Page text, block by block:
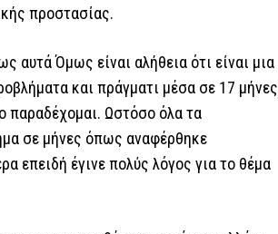
προστασίας.
αυτά Όμως είναι αλήθεια ότι είναι μια
και πράγματι μέσα σε 17 μήνες
παραδέχομαι. Ωστόσο όλα τα
σε μήνες όπως αναφέρθηκε
επειδή έγινε πολύς λόγος για το θέμα